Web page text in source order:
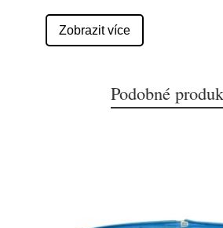
Zobrazit více
Podobné